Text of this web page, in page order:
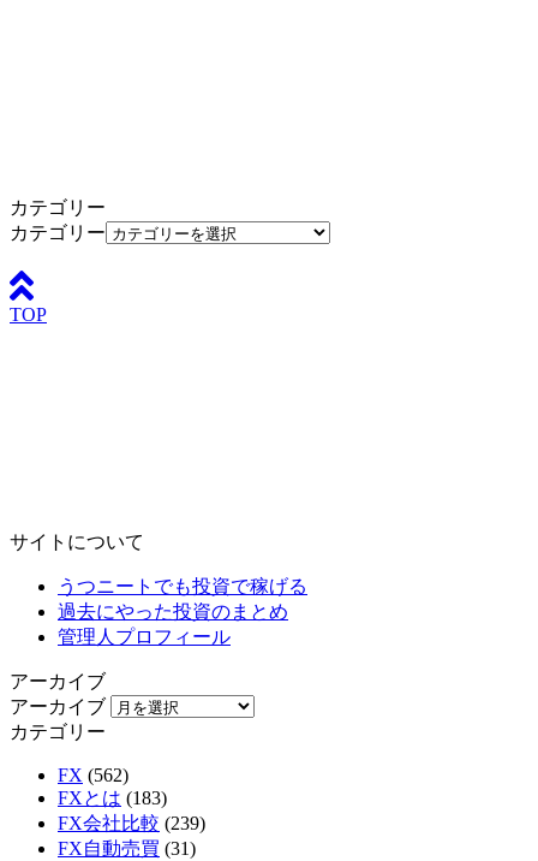
カテゴリー
カテゴリー
TOP
サイトについて
うつニートでも投資で稼げる
過去にやった投資のまとめ
管理人プロフィール
アーカイブ
アーカイブ
カテゴリー
FX (562)
FXとは (183)
FX会社比較 (239)
FX自動売買 (31)